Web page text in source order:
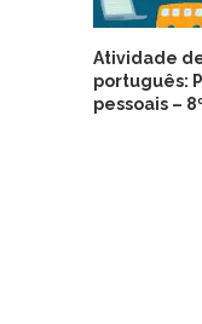
Atividade
português:
pessoais –